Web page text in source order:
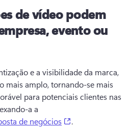
de vídeo podem
evento ou
e a visibilidade da marca,
mais amplo, tornando-se mais
para potenciais clientes nas
a a
de negócios
.